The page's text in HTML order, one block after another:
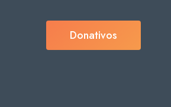
Donativos